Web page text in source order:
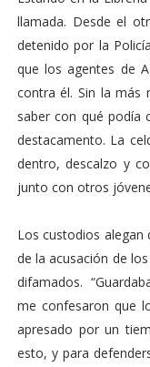
llamada. Desde el
detenido por la
que los agentes de
contra él. Sin la más
saber con qué podía
destacamento. La
dentro, descalzo y
junto con otros
Los custodios alegan
de la acusación de
difamados.
me confesaron que
apresado por un
esto, y para